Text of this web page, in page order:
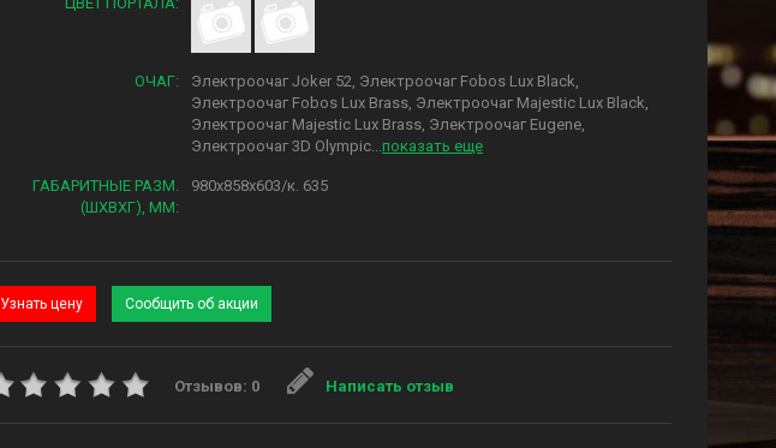
ОЧАГ: Электроочаг Joker 52 Электроочаг Fobos Lux Black
Электроочаг Fobos Lux Brass, Электроочаг Majestic Lux Black
Электроочаг Majestic Lux Brass, Электроочаг Eugene,
Электроочаг 3D Olympic... показать еще
ГАБАРИТНЫЕ РАЗМ.
(ШXВXГ), ММ:
980x858x603/к. 635
Узнать цену Сообщить об акции
Отзывов: 0 Написать отзыв